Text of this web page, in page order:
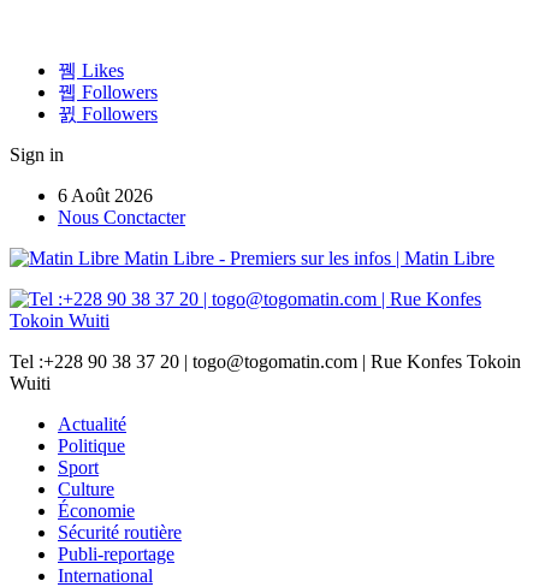
Likes
Followers
Followers
Sign in
6 Août 2026
Nous Conctacter
Matin Libre - Premiers sur les infos | Matin Libre
Tel :+228 90 38 37 20 | togo@togomatin.com | Rue Konfes Tokoin
Wuiti
Actualité
Politique
Sport
Culture
Économie
Sécurité routière
Publi-reportage
International